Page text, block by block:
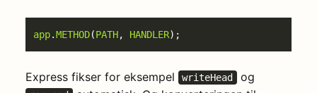
app.METHOD(PATH, HANDLER
Express fikser for eksempel writeHead og